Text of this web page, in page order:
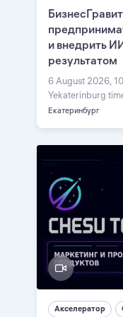
и внедрить
результатом
6 August 2026,
Yekaterinburg
Екатеринбург
Акселератор